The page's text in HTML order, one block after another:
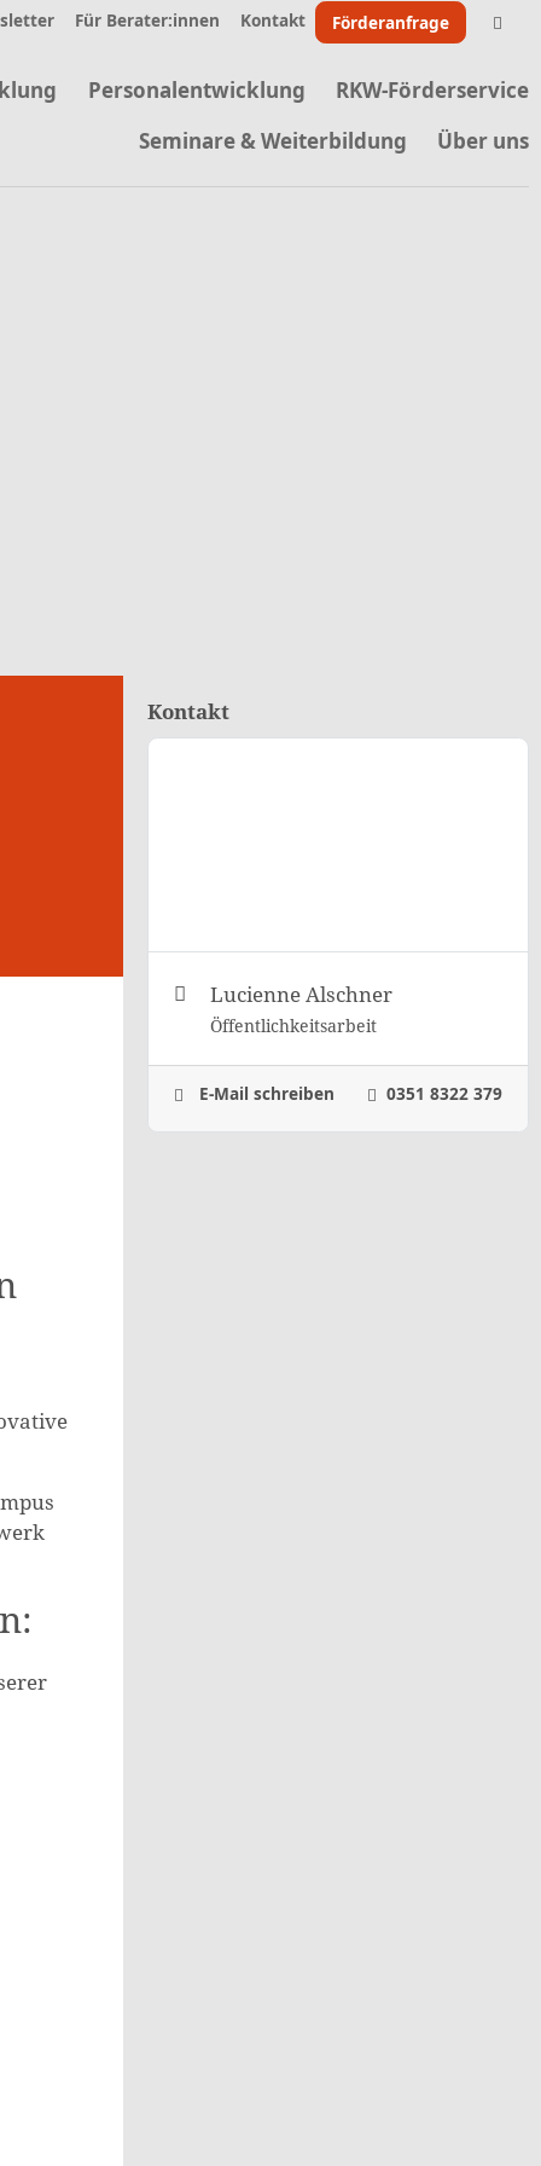
Personalentwicklung
RKW-Förderservice
Seminare & Weiterbildung
Über uns
Für Berater:innen Kontakt Förderanfrage
Kontakt
Lucienne Alschner
Öffentlichkeitsarbeit
E-Mail schreiben 0351 8322 379